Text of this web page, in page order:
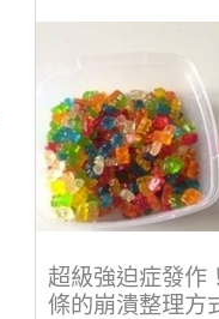
超級強迫症發作
條的崩潰整理方